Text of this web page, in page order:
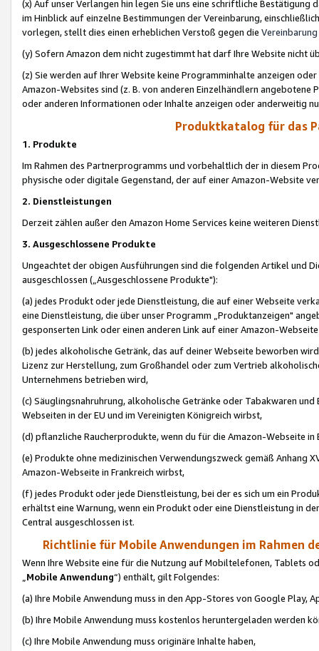
(x) Auf unser Verlangen hin legen Sie uns eine schriftliche
im Hinblick auf einzelne Bestimmungen der Vereinbarung,
vorlegen, stellt dies einen erheblichen Verstoß gegen die Vereinbarung
(y) Sofern Amazon dem nicht zugestimmt hat darf Ihre Website nicht
(z) Sie werden auf Ihrer Website keine Programminhalte anzeigen
Amazon-Websites sind (z. B. von anderen Einzelhändlern
oder anderen Informationen oder Inhalte anzeigen oder anderweitig
Produktkatalog für das
1. Produkte
Im Rahmen des Partnerprogramms und vorbehaltlich der in diesem
physische oder digitale Gegenstand, der auf einer Amazon-Website
2. Dienstleistungen
Derzeit zählen außer den Amazon Home Services keine weiteren
3. Ausgeschlossene Produkte
Ungeachtet der obigen Ausführungen sind die folgenden Artikel und
ausgeschlossen („Ausgeschlossene Produkte"):
(a) jedes Produkt oder jede Dienstleistung, die auf einer Webseite
eine Dienstleistung, die über unser Programm „Produktanzeigen"
gesponserten Link oder einen anderen Link auf einer Amazon-
(b) jedes alkoholische Getränk, das auf deiner Webseite beworben
Lizenz zur Herstellung, zum Großhandel oder zum Vertrieb
Unternehmens betrieben wird,
(c) Säuglingsnahruhrung, alkoholische Getränke oder Tabakwaren
Webseiten in der EU und im Vereinigten Königreich wirbst,
(d) pflanzliche Raucherprodukte, wenn du für die Amazon-Webseite in
(e) Produkte ohne medizinischen Verwendungszweck gemäß Anhang
Amazon-Webseite in Frankreich wirbst,
(f) jedes Produkt oder jede Dienstleistung, bei der es sich um ein
erhältst eine Warnung, wenn ein Produkt oder eine Dienstleistung in
Central ausgeschlossen ist.
Richtlinie für Mobile Anwendungen im Rahmen
Wenn Ihre Website eine für die Nutzung auf Mobiltelefonen, Tablets
„Mobile Anwendung“) enthält, gilt Folgendes:
(a) Ihre Mobile Anwendung muss in den App-Stores von Google Play,
(b) Ihre Mobile Anwendung muss kostenlos heruntergeladen werden
(c) Ihre Mobile Anwendung muss originäre Inhalte haben,